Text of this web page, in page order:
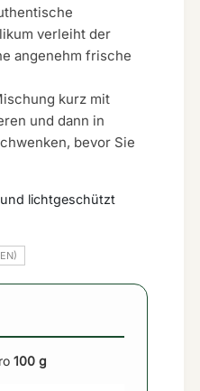
verleiht der
angenehm frische
kurz mit
und dann in
bevor Sie
lichtgeschützt
100 g